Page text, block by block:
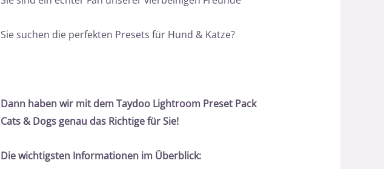
Sie suchen die perfekten Presets für Hund & Katze?
Dann haben wir mit dem Taydoo Lightroom Preset Pack
Cats & Dogs genau das Richtige für Sie!
Die wichtigsten Informationen im Überblick: